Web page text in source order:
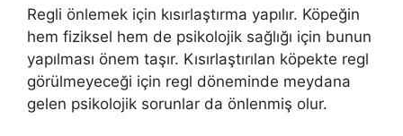
Regli önlemek için kısırlaştırma yapılır. Köpeğin
hem fiziksel hem de psikolojik sağlığı için bunun
yapılması önem taşır. Kısırlaştırılan köpekte regl
görülmeyeceği için regl döneminde meydana
gelen psikolojik sorunlar da önlenmiş olur.